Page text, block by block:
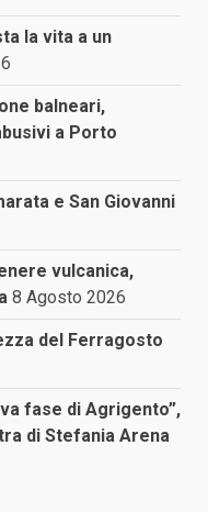
la vita a un
balneari,
a Porto
e San Giovanni
vulcanica,
8 Agosto 2026
del Ferragosto
fase di Agrigento”,
di Stefania Arena